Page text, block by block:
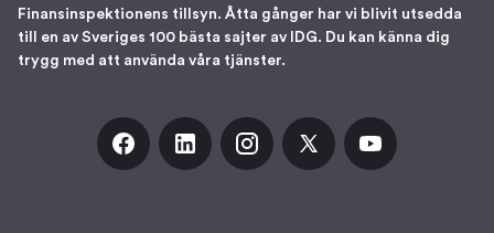
Finansinspektionens tillsyn. Åtta gånger har vi blivit utsedda
till en av Sveriges 100 bästa sajter av IDG. Du kan känna dig
trygg med att använda våra tjänster.